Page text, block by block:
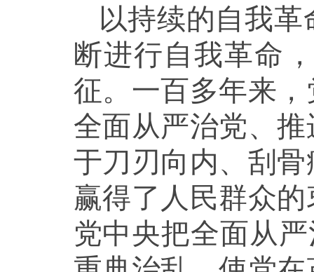
以持续的自我
断进行自我革命
征。一百多年来
全面从严治党、
于刀刃向内、刮
赢得了人民群众
党中央把全面从